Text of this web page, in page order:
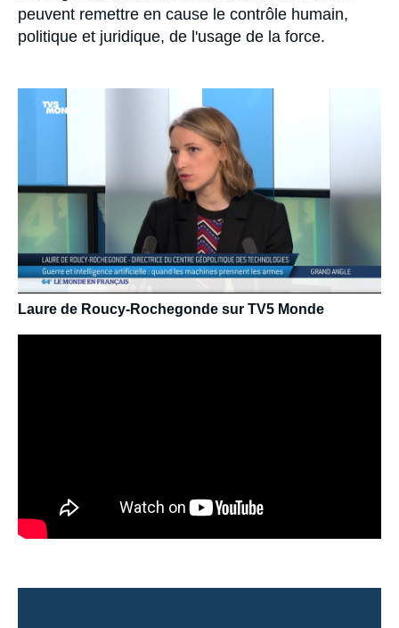
peuvent remettre en cause le contrôle humain,
politique et juridique, de l'usage de la force.
principale
Laure de Roucy-Rochegonde sur TV5 Monde